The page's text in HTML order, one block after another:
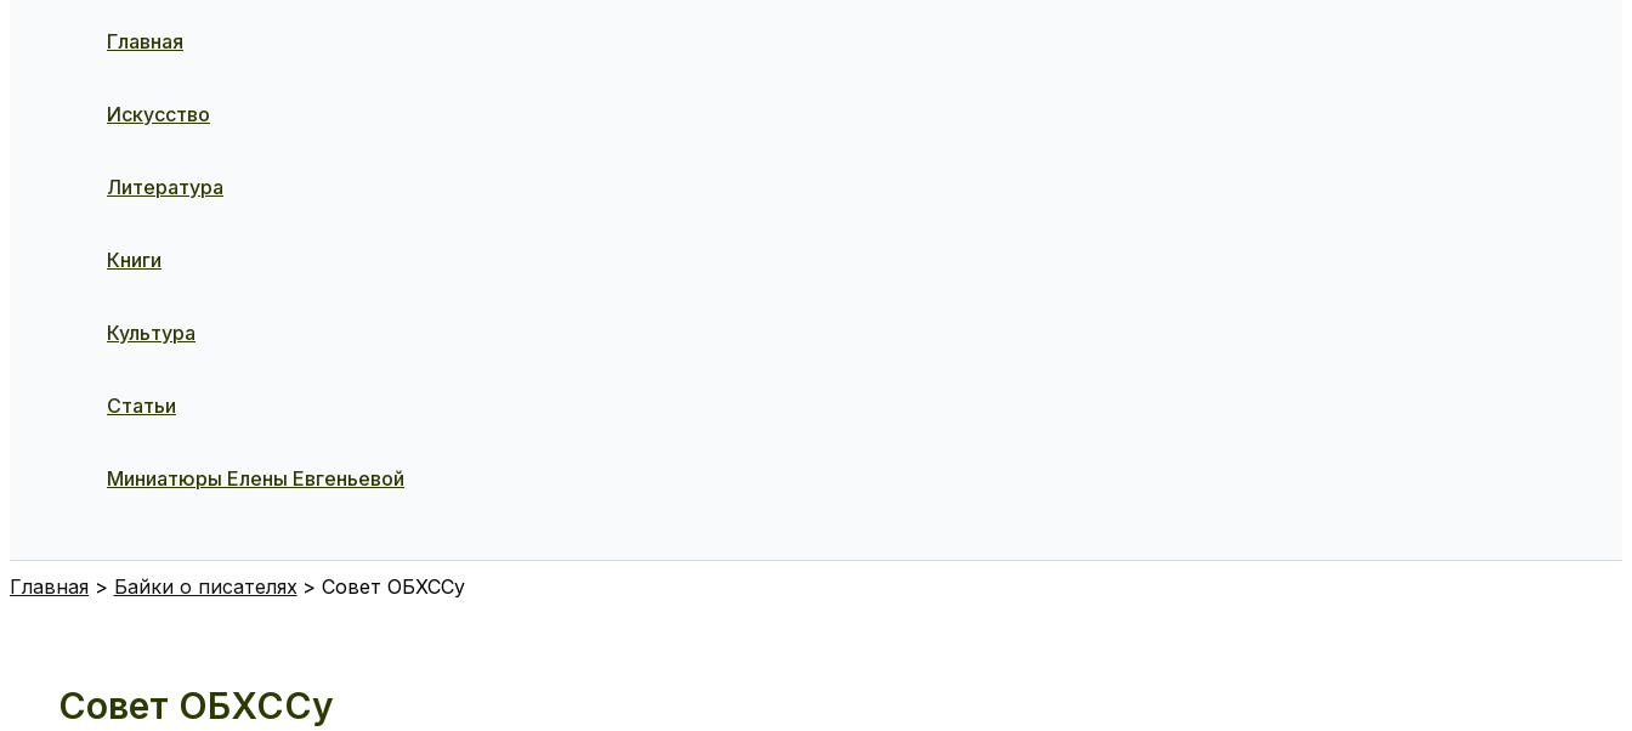
Главная
Искусство
Литература
Книги
Культура
Статьи
Миниатюры Елены Евгеньевой
Главная Байки о писателях Совет ОБХССу
Совет ОБХССу